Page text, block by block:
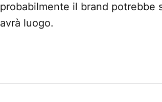
probabilmente il brand potrebbe
avrà luogo.